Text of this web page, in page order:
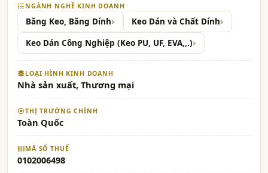
NGÀNH NGHỀ KINH DOANH
Băng Keo, Băng Dính
Keo Dán và Chất Dính
Keo Dán Công Nghiệp (Keo PU, UF, EVA,,.)
LOẠI HÌNH KINH DOANH
Nhà sản xuất, Thương mại
THỊ TRƯỜNG CHÍNH
Toàn Quốc
MÃ SỐ THUẾ
0102006498